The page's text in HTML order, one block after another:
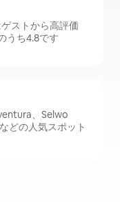
ストから高評価
うち4.8です
、Selwo
どの人気スポット